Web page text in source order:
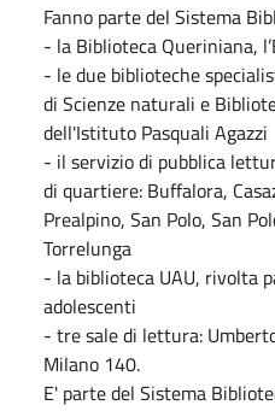
Fanno parte del Sistema
- la Biblioteca Queriniana,
- le due biblioteche
di Scienze naturali e
dell'Istituto Pasquali Agazzi
- il servizio di pubblica
di quartiere: Buffalora,
Prealpino, San Polo, San
Torrelunga
- la biblioteca UAU, rivolta
adolescenti
- tre sale di lettura:
Milano 140.
E' parte del Sistema